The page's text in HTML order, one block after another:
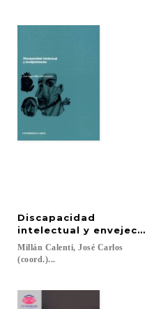
Discapacidad
intelectual y
Millán Calenti, José Carlos
(coord.)...